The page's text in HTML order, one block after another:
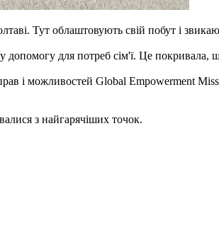
Тут облаштовують свій побут і
для потреб сім'ї. Це покривала,
і можливостей Global Empowerment
з найгарячіших точок.